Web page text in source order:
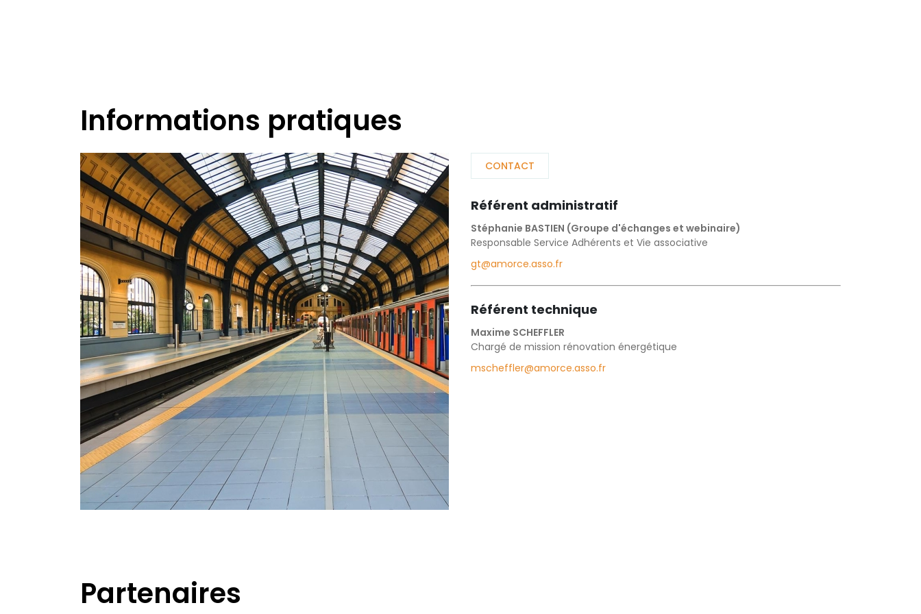
Informations pratiques
CONTACT
Référent administratif
Stéphanie BASTIEN (Groupe d'échanges et webinaire)
Responsable Service Adhérents et Vie associative
gt@amorce.asso.fr
Référent technique
Maxime SCHEFFLER
Chargé de mission rénovation énergétique
mscheffler@amorce.asso.fr
Partenaires